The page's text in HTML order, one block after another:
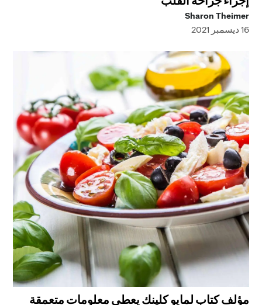
Sharon Theimer
16 ديسمبر 2021
مؤلف كتابٍ لمايو كلينك يعطي معلومات متعمقة